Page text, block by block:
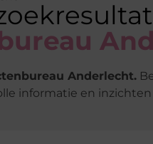
Anderlecht.
informatie en